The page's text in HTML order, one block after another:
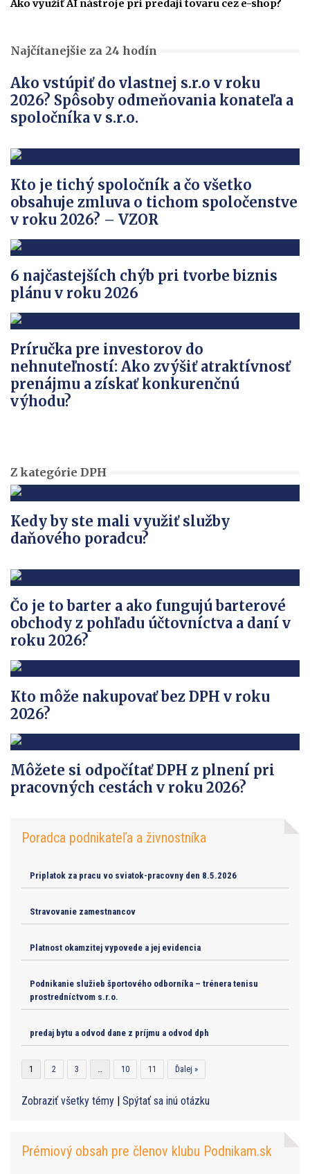
Ako využiť AI nástroje pri predaji tovaru cez e-shop?
Najčítanejšie za 24 hodín
Ako vstúpiť do vlastnej s.r.o v roku
2026? Spôsoby odmeňovania konateľa a
spoločníka v s.r.o.
Kto je tichý spoločník a čo všetko
obsahuje zmluva o tichom spoločenstve
v roku 2026? – VZOR
6 najčastejších chýb pri tvorbe biznis
plánu v roku 2026
Príručka pre investorov do
nehnuteľností: Ako zvýšiť atraktívnosť
prenájmu a získať konkurenčnú
výhodu?
Z kategórie DPH
Kedy by ste mali využiť služby
daňového poradcu?
Čo je to barter a ako fungujú barterové
obchody z pohľadu účtovníctva a daní v
roku 2026?
Kto môže nakupovať bez DPH v roku
2026?
Môžete si odpočítať DPH z plnení pri
pracovných cestách v roku 2026?
Poradca podnikateľa a živnostníka
Priplatok za pracu vo sviatok-pracovny den 8.5.2026
Stravovanie zamestnancov
Platnost okamzitej vypovede a jej evidencia
Podnikanie služieb športového odborníka – trénera tenisu
prostredníctvom s.r.o.
predaj bytu a odvod dane z príjmu a odvod dph
1 2 3 10 11 Ďalej »
Zobraziť všetky témy | Spýtať sa inú otázku
Prémiový obsah pre členov klubu Podnikam.sk